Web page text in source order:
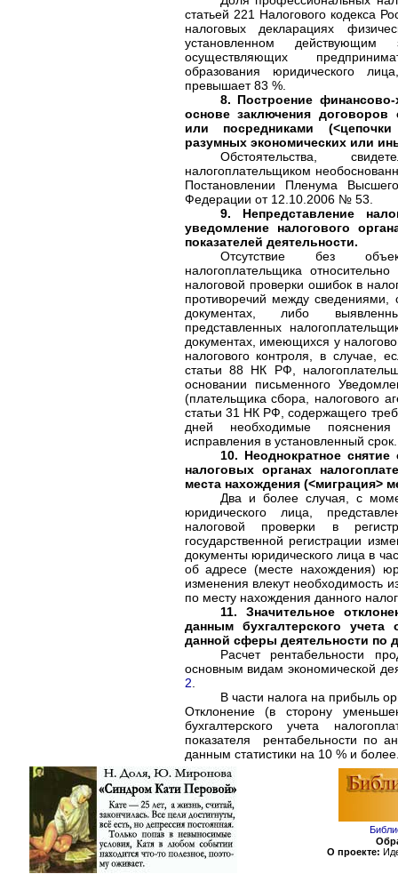
статьей 221 Налогового кодекса
налоговых декларациях
установленном действующим
осуществляющих
образования юридического
превышает 83 %.
8. Построение финансово-
основе заключения договоров
или посредниками
разумных экономических или
Обстоятельства,
налогоплательщиком
Постановлении Пленума
Федерации от 12.10.2006 № 53.
9. Непредставление
уведомление налогового
показателей деятельности.
Отсутствие без
налогоплательщика
налоговой проверки ошибок в
противоречий между
документах, либо
представленных
документах, имеющихся у
налогового контроля, в случае,
статьи 88 НК РФ,
основании письменного
(плательщика сбора, налогового
статьи 31 НК РФ, содержащего
дней необходимые
исправления в установленный срок.
10. Неоднократное
налоговых органах
места нахождения (<миграция>
Два и более случая, с
юридического лица,
налоговой проверки в
государственной регистрации
документы юридического лица в
об адресе (месте нахождения)
изменения влекут необходимость
по месту нахождения данного
11. Значительное
данным бухгалтерского
данной сферы деятельности по
Расчет рентабельности
основным видам экономической
2
В части налога на прибыль
Отклонение (в сторону
бухгалтерского учета
показателя рентабельности по
данным статистики на 10 % и
О проекте: